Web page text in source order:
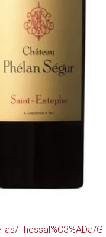
Thessal%C3%ADa/G